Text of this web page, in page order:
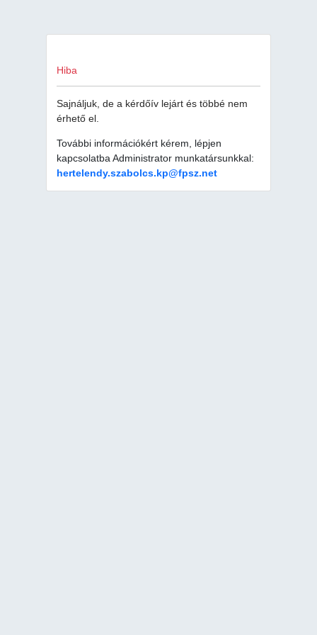
Hiba
Sajnáljuk, de a kérdőív lejárt és többé nem
érhető el.
További információkért kérem, lépjen
kapcsolatba Administrator munkatársunkkal:
hertelendy.szabolcs.kp@fpsz.net